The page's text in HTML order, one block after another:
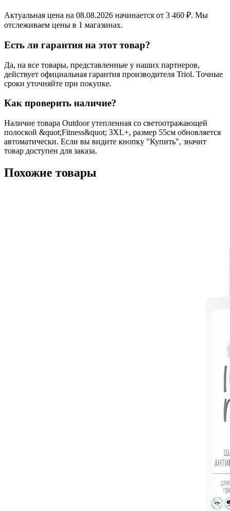
Актуальная цена на 08.08.2026 начинается от 3 460 ₽. Мы
отслеживаем цены в 1 магазинах.
Есть ли гарантия на этот товар?
Да, на все товары, представленные у наших партнеров,
действует официальная гарантия производителя Triol. Точные
сроки уточняйте при покупке.
Как проверить наличие?
Наличие товара Outdoor утепленная со светоотражающей
полоской &quot;Fitness&quot; 3XL+, размер 55см обновляется
автоматически. Если вы видите кнопку "Купить", значит
товар доступен для заказа.
Похожие товары